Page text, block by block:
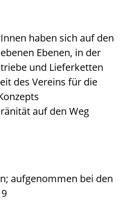
haben sich auf den
Ebenen, in der
und Lieferketten
des Vereins für die
auf den Weg
aufgenommen bei den